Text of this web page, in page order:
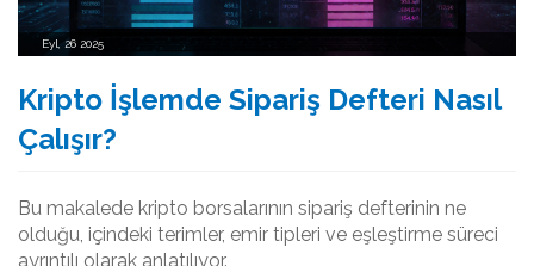
Eyl, 26 2025
Kripto İşlemde Sipariş Defteri Nasıl
Çalışır?
Bu makalede kripto borsalarının sipariş defterinin ne
olduğu, içindeki terimler, emir tipleri ve eşleştirme süreci
ayrıntılı olarak anlatılıyor.